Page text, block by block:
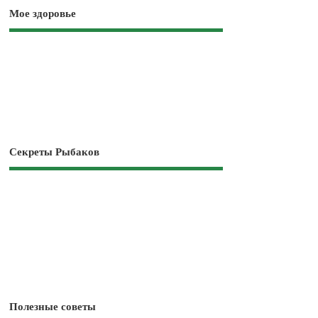
Мое здоровье
Секреты Рыбаков
Полезные советы